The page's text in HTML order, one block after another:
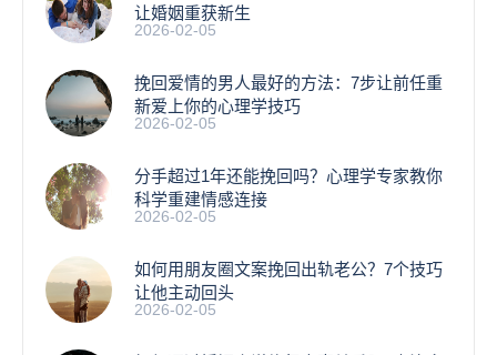
让婚姻重获新生
2026-02-05
挽回爱情的男人最好的方法：7步让前任重
新爱上你的心理学技巧
2026-02-05
分手超过1年还能挽回吗？心理学专家教你
科学重建情感连接
2026-02-05
如何用朋友圈文案挽回出轨老公？7个技巧
让他主动回头
2026-02-05